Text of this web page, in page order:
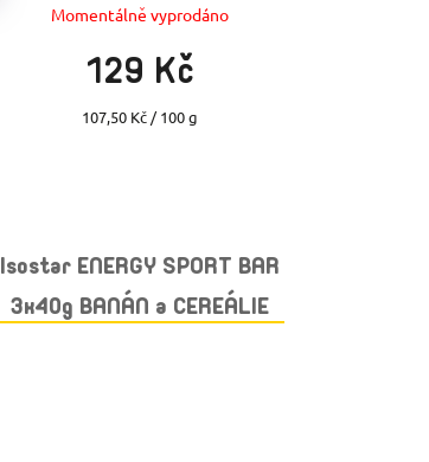
Momentálně vyprodáno
129 Kč
Měrná
107,50 Kč / 100 g
Isostar ENERGY SPORT BAR
3x40g BANÁN a CEREÁLIE